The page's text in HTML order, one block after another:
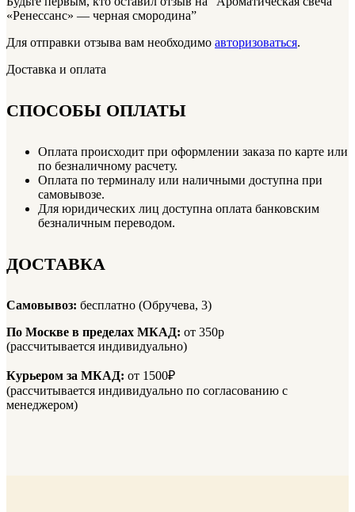
«Ренессанс» — черная смородина”
Для отправки отзыва вам необходимо авторизоваться.
Доставка и оплата
СПОСОБЫ ОПЛАТЫ
Оплата происходит при оформлении заказа по карте или
по безналичному расчету.
Оплата по терминалу или наличными доступна при
самовывозе.
Для юридических лиц доступна оплата банковским
безналичным переводом.
ДОСТАВКА
Самовывоз: бесплатно (Обручева, 3)
По Москве в пределах МКАД: от 350р
(рассчитывается индивидуально)
Курьером за МКАД: от 1500₽
(рассчитывается индивидуально по согласованию с
менеджером)